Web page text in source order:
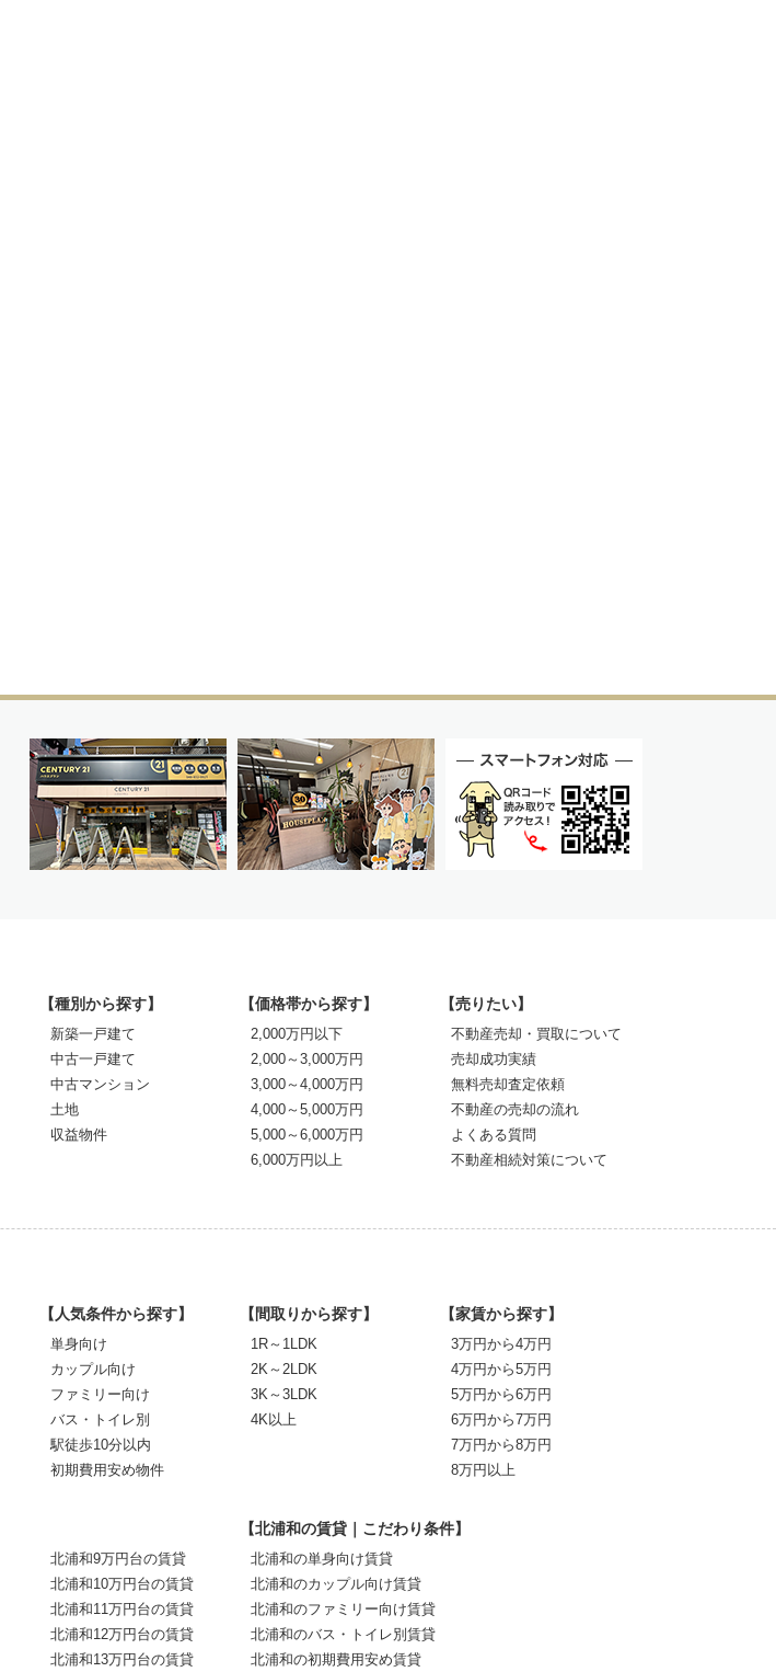
【種別から探す】
新築一戸建て
中古一戸建て
中古マンション
土地
収益物件
【価格帯から探す】
2,000万円以下
2,000～3,000万円
3,000～4,000万円
4,000～5,000万円
5,000～6,000万円
6,000万円以上
【売りたい】
不動産売却・買取について
売却成功実績
無料売却査定依頼
不動産の売却の流れ
よくある質問
不動産相続対策について
【人気条件から探す】
単身向け
カップル向け
ファミリー向け
バス・トイレ別
駅徒歩10分以内
初期費用安め物件
【間取りから探す】
1R～1LDK
2K～2LDK
3K～3LDK
4K以上
【家賃から探す】
3万円から4万円
4万円から5万円
5万円から6万円
6万円から7万円
7万円から8万円
8万円以上
北浦和9万円台の賃貸
北浦和10万円台の賃貸
北浦和11万円台の賃貸
北浦和12万円台の賃貸
北浦和13万円台の賃貸
【北浦和の賃貸｜こだわり条件】
北浦和の単身向け賃貸
北浦和のカップル向け賃貸
北浦和のファミリー向け賃貸
北浦和のバス・トイレ別賃貸
北浦和の初期費用安め賃貸